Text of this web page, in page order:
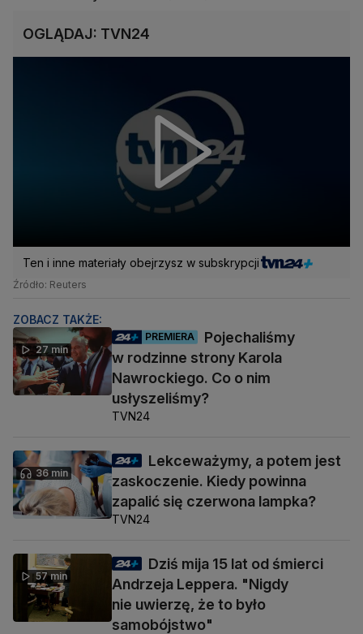
OGLĄDAJ: TVN24
Ten i inne materiały obejrzysz w subskrypcji
Źródło: Reuters
ZOBACZ TAKŻE:
27 min
PREMIERA
Pojechaliśmy
w rodzinne strony Karola
Nawrockiego. Co o nim
usłyszeliśmy?
TVN24
36 min
Lekceważymy, a potem jest
zaskoczenie. Kiedy powinna
zapalić się czerwona lampka?
TVN24
57 min
Dziś mija 15 lat od śmierci
Andrzeja Leppera. "Nigdy
nie uwierzę, że to było
samobójstwo"